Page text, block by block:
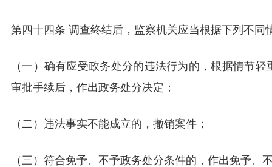
第四十四条 调查终结后，监察机关应当根据下列不同
（一）确有应受政务处分的违法行为的，根据情节
审批手续后，作出政务处分决定；
（二）违法事实不能成立的，撤销案件；
（三）符合免予、不予政务处分条件的，作出免予、